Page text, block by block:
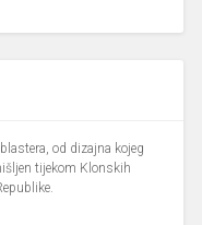
od dizajna kojeg
tijekom Klonskih